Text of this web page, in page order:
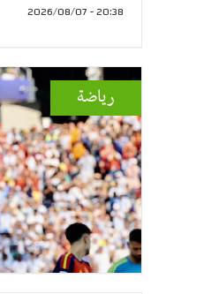
20:38 - 2026/08/07
رياضة